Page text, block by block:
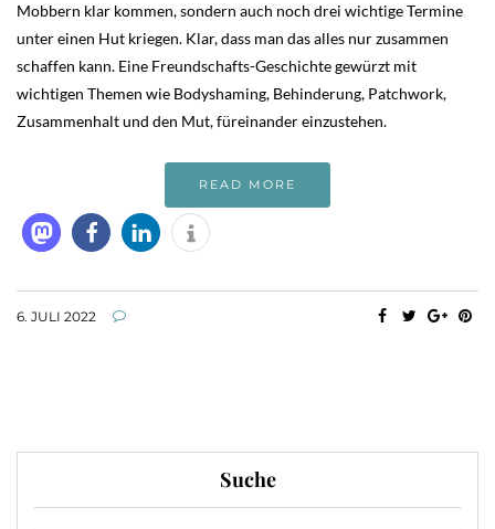
Mobbern klar kommen, sondern auch noch drei wichtige Termine
unter einen Hut kriegen. Klar, dass man das alles nur zusammen
schaffen kann. Eine Freundschafts-Geschichte gewürzt mit
wichtigen Themen wie Bodyshaming, Behinderung, Patchwork,
Zusammenhalt und den Mut, füreinander einzustehen.
READ MORE
6. JULI 2022
Suche